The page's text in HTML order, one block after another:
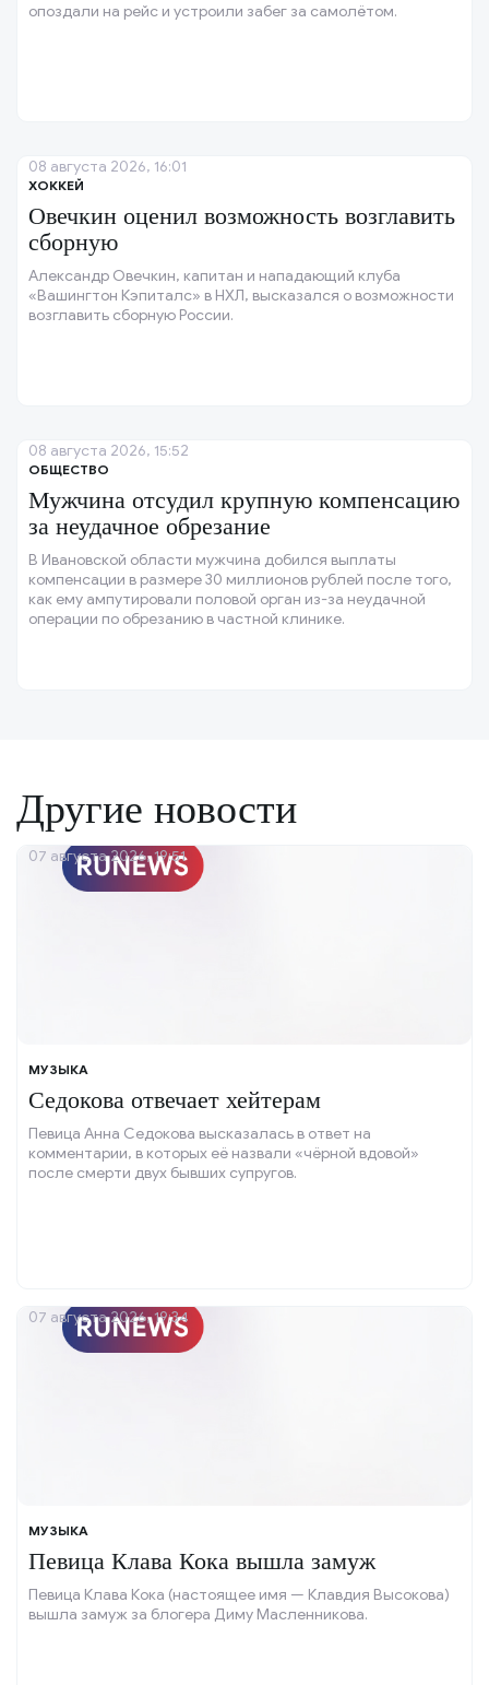
опоздали на рейс и устроили забег за самолётом.
ХОККЕЙ
Овечкин оценил возможность возглавить
сборную
Александр Овечкин, капитан и нападающий клуба
«Вашингтон Кэпиталс» в НХЛ, высказался о возможности
возглавить сборную России.
08 августа 2026, 16:01
ОБЩЕСТВО
Мужчина отсудил крупную компенсацию
за неудачное обрезание
В Ивановской области мужчина добился выплаты
компенсации в размере 30 миллионов рублей после того,
как ему ампутировали половой орган из-за неудачной
операции по обрезанию в частной клинике.
08 августа 2026, 15:52
Другие новости
МУЗЫКА
Седокова отвечает хейтерам
Певица Анна Седокова высказалась в ответ на
комментарии, в которых её назвали «чёрной вдовой»
после смерти двух бывших супругов.
07 августа 2026, 19:51
МУЗЫКА
Певица Клава Кока вышла замуж
Певица Клава Кока (настоящее имя — Клавдия Высокова)
вышла замуж за блогера Диму Масленникова.
07 августа 2026, 19:34